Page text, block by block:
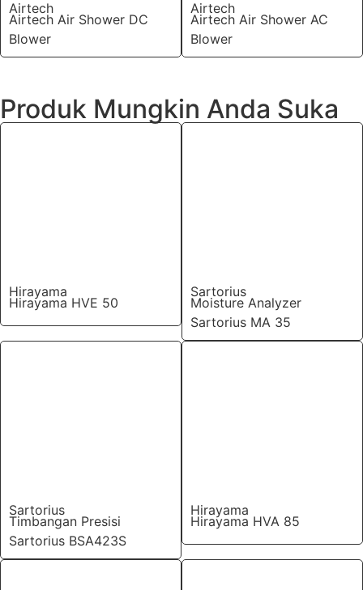
Airtech
Airtech Air Shower DC
Blower
Airtech
Airtech Air Shower AC
Blower
Produk Mungkin Anda Suka
Hirayama
Hirayama HVE 50
Sartorius
Moisture Analyzer
Sartorius MA 35
Sartorius
Timbangan Presisi
Sartorius BSA423S
Hirayama
Hirayama HVA 85